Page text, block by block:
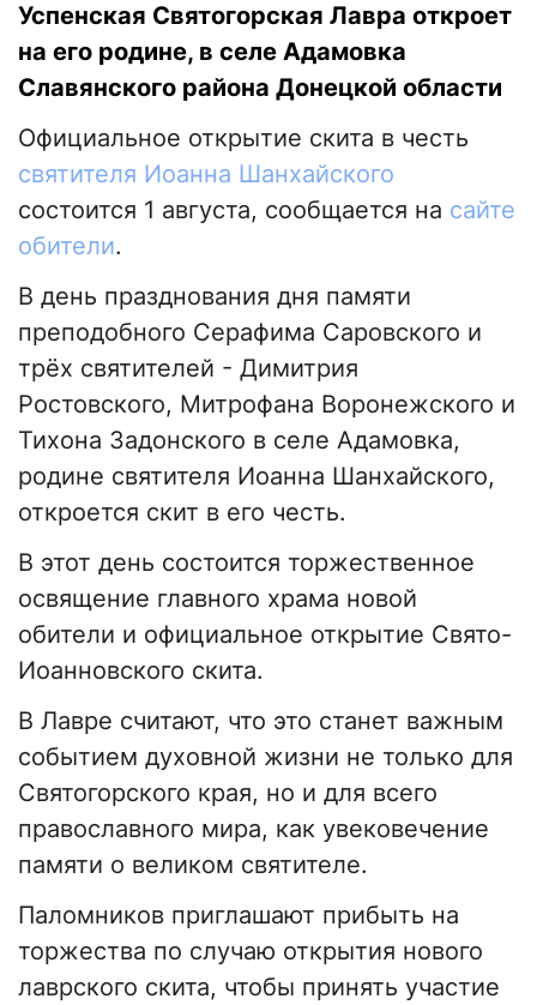
Успенская Святогорская Лавра откроет
на его родине, в селе Адамовка
Славянского района Донецкой области
Официальное открытие скита в честь
святителя Иоанна Шанхайского
состоится 1 августа, сообщается на сайте
обители.
В день празднования дня памяти
преподобного Серафима Саровского и
трёх святителей - Димитрия
Ростовского, Митрофана Воронежского и
Тихона Задонского в селе Адамовка,
родине святителя Иоанна Шанхайского,
откроется скит в его честь.
В этот день состоится торжественное
освящение главного храма новой
обители и официальное открытие Свято-
Иоанновского скита.
В Лавре считают, что это станет важным
событием духовной жизни не только для
Святогорского края, но и для всего
православного мира, как увековечение
памяти о великом святителе.
Паломников приглашают прибыть на
торжества по случаю открытия нового
лаврского скита, чтобы принять участие